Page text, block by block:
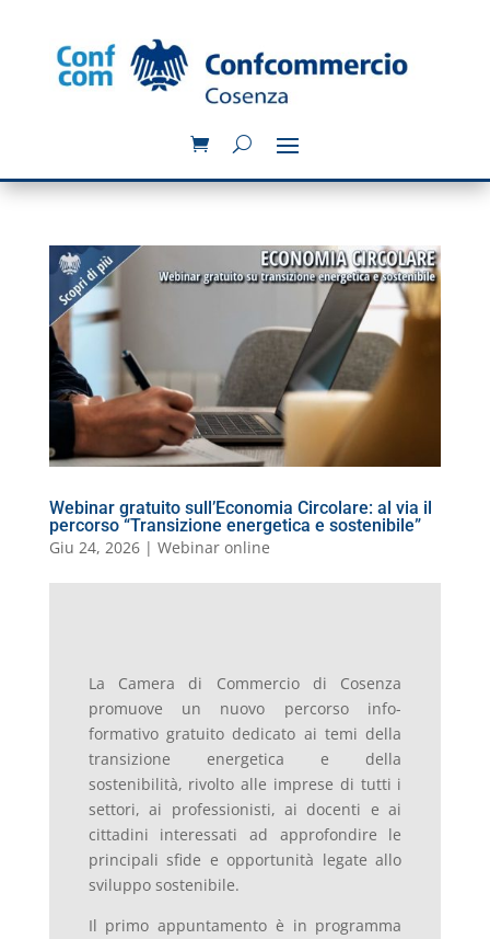
Webinar gratuito sull’Economia Circolare: al via il
percorso “Transizione energetica e sostenibile”
Giu 24, 2026| Webinar online
La Camera di Commercio di Cosenza
promuove un nuovo percorso info-
formativo gratuito dedicato ai temi della
transizione energetica e della
sostenibilità, rivolto alle imprese di tutti i
settori, ai professionisti, ai docenti e ai
cittadini interessati ad approfondire le
principali sfide e opportunità legate allo
sviluppo sostenibile.
Il primo appuntamento è in programma